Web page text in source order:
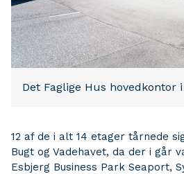
Det Faglige Hus hovedkontor
12 af de i alt 14 etager tårnede
Bugt og Vadehavet, da der i går
Esbjerg Business Park Seaport,